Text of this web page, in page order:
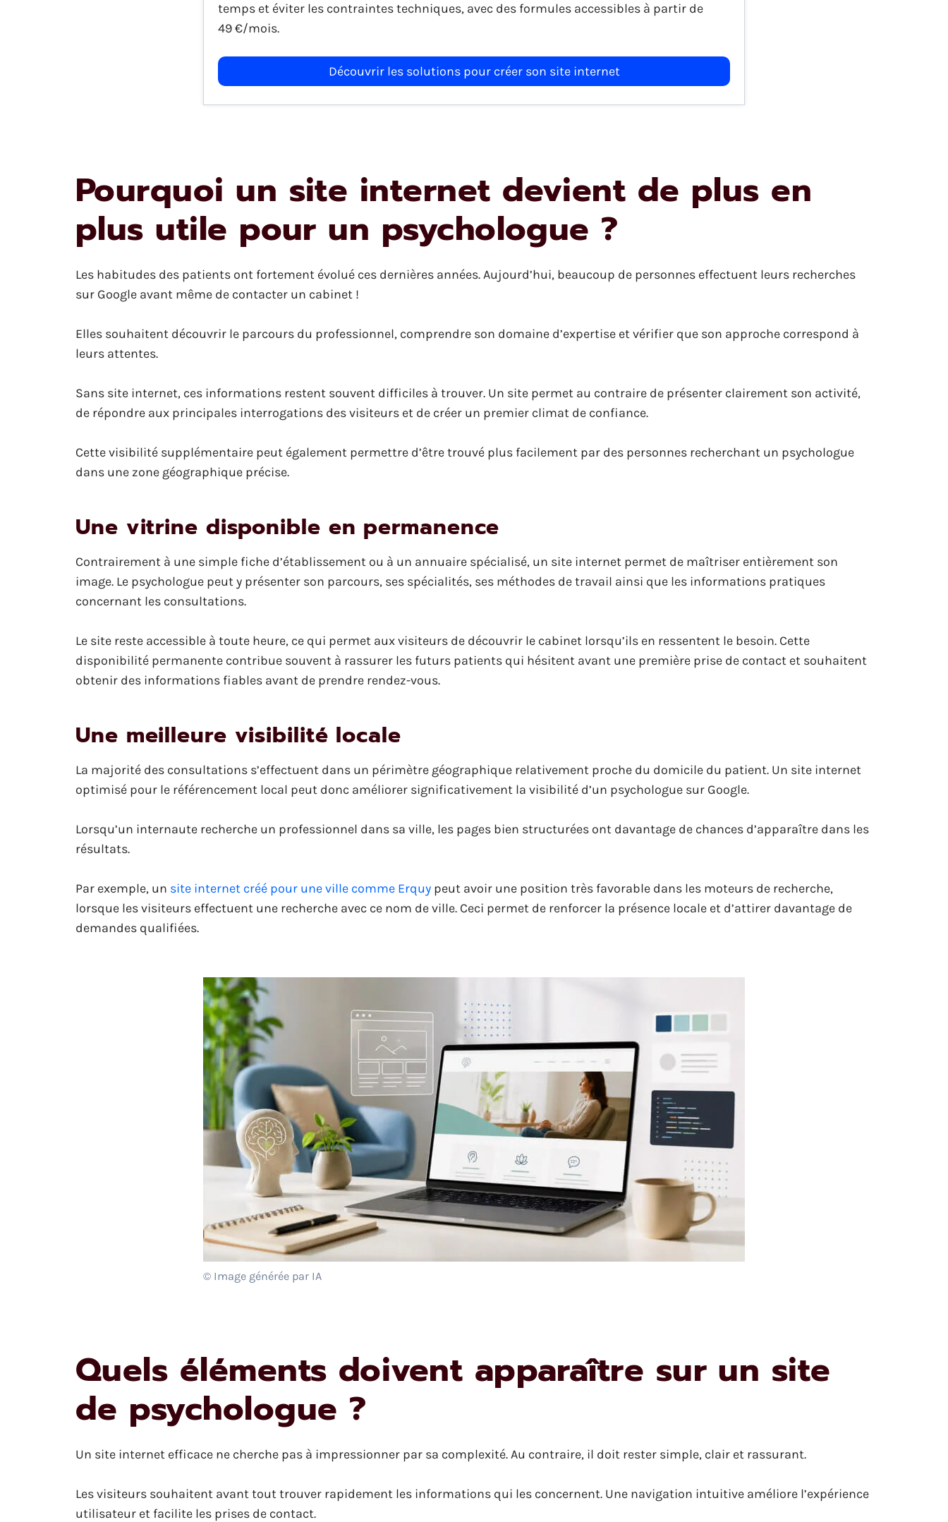
temps et éviter les contraintes techniques, avec des formules accessibles à partir de
49 €/mois.
Découvrir les solutions pour créer son site internet
Pourquoi un site internet devient de plus en
plus utile pour un psychologue ?
Les habitudes des patients ont fortement évolué ces dernières années. Aujourd’hui, beaucoup de personnes effectuent leurs recherches
sur Google avant même de contacter un cabinet !
Elles souhaitent découvrir le parcours du professionnel, comprendre son domaine d’expertise et vérifier que son approche correspond à
leurs attentes.
Sans site internet, ces informations restent souvent difficiles à trouver. Un site permet au contraire de présenter clairement son activité,
de répondre aux principales interrogations des visiteurs et de créer un premier climat de confiance.
Cette visibilité supplémentaire peut également permettre d’être trouvé plus facilement par des personnes recherchant un psychologue
dans une zone géographique précise.
Une vitrine disponible en permanence
Contrairement à une simple fiche d’établissement ou à un annuaire spécialisé, un site internet permet de maîtriser entièrement son
image. Le psychologue peut y présenter son parcours, ses spécialités, ses méthodes de travail ainsi que les informations pratiques
concernant les consultations.
Le site reste accessible à toute heure, ce qui permet aux visiteurs de découvrir le cabinet lorsqu’ils en ressentent le besoin. Cette
disponibilité permanente contribue souvent à rassurer les futurs patients qui hésitent avant une première prise de contact et souhaitent
obtenir des informations fiables avant de prendre rendez-vous.
Une meilleure visibilité locale
La majorité des consultations s’effectuent dans un périmètre géographique relativement proche du domicile du patient. Un site internet
optimisé pour le référencement local peut donc améliorer significativement la visibilité d’un psychologue sur Google.
Lorsqu’un internaute recherche un professionnel dans sa ville, les pages bien structurées ont davantage de chances d’apparaître dans les
résultats.
Par exemple, un site internet créé pour une ville comme Erquy peut avoir une position très favorable dans les moteurs de recherche,
lorsque les visiteurs effectuent une recherche avec ce nom de ville. Ceci permet de renforcer la présence locale et d’attirer davantage de
demandes qualifiées.
© Image générée par IA
Quels éléments doivent apparaître sur un site
de psychologue ?
Un site internet efficace ne cherche pas à impressionner par sa complexité. Au contraire, il doit rester simple, clair et rassurant.
Les visiteurs souhaitent avant tout trouver rapidement les informations qui les concernent. Une navigation intuitive améliore l’expérience
utilisateur et facilite les prises de contact.